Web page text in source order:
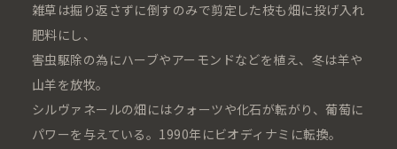
雑草は掘り返さずに倒すのみで剪定した枝も畑に投げ入れ
肥料にし、
害虫駆除の為にハーブやアーモンドなどを植え、冬は羊や
山羊を放牧。
シルヴァネールの畑にはクォーツや化石が転がり、葡萄に
パワーを与えている。1990年にビオディナミに転換。